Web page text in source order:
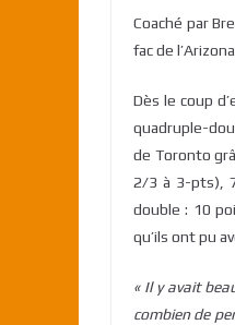
Coaché par
fac de
Dès le coup
quadruple-
de Toronto
2/3 à 3-pts),
double : 10
qu’ils ont pu
« Il y avait
combien de